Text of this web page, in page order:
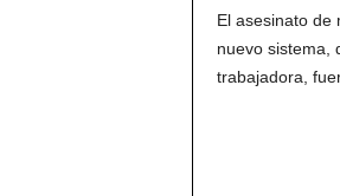
El asesinato de
nuevo sistema,
trabajadora,